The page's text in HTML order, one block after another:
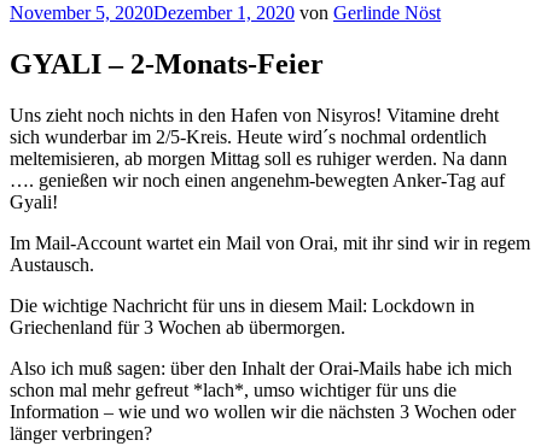
Veröffentlicht
November 5, 2020Dezember 1, 2020 von Gerlinde Nöst
GYALI – 2-Monats-Feier
Uns zieht noch nichts in den Hafen von Nisyros! Vitamine dreht
sich wunderbar im 2/5-Kreis. Heute wird´s nochmal ordentlich
meltemisieren, ab morgen Mittag soll es ruhiger werden. Na dann
…. genießen wir noch einen angenehm-bewegten Anker-Tag auf
Gyali!
Im Mail-Account wartet ein Mail von Orai, mit ihr sind wir in regem
Austausch.
Die wichtige Nachricht für uns in diesem Mail: Lockdown in
Griechenland für 3 Wochen ab übermorgen.
Also ich muß sagen: über den Inhalt der Orai-Mails habe ich mich
schon mal mehr gefreut *lach*, umso wichtiger für uns die
Information – wie und wo wollen wir die nächsten 3 Wochen oder
länger verbringen?